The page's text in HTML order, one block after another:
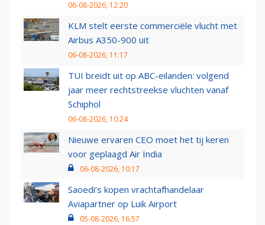
06-08-2026, 12:20
KLM stelt eerste commerciële vlucht met
Airbus A350-900 uit
06-08-2026, 11:17
TUI breidt uit op ABC-eilanden: volgend
jaar meer rechtstreekse vluchten vanaf
Schiphol
06-08-2026, 10:24
Nieuwe ervaren CEO moet het tij keren
voor geplaagd Air India
06-08-2026, 10:17
Saoedi’s kopen vrachtafhandelaar
Aviapartner op Luik Airport
05-08-2026, 16:57